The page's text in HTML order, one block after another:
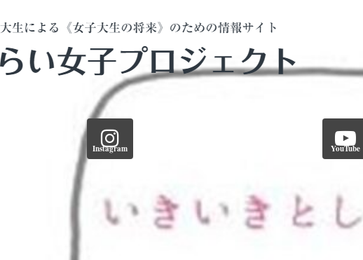
Instagram YouTube